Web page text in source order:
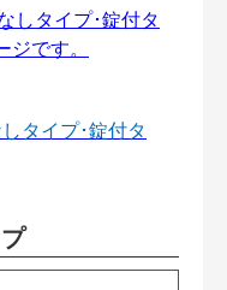
タイプ･錠付タ